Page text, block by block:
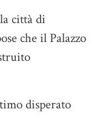
città di
che il Palazzo
disperato